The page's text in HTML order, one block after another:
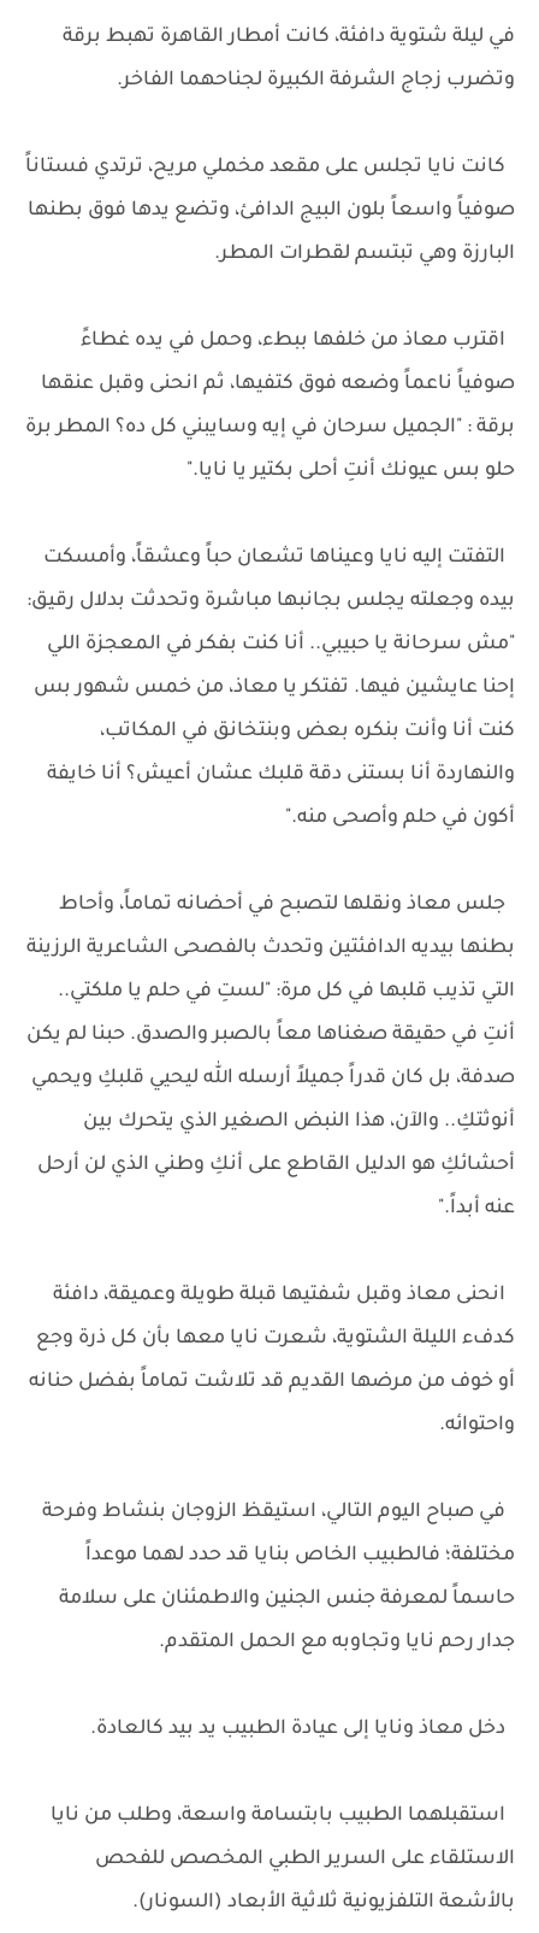
في ليلة شتوية دافئة، كانت أمطار القاهرة تهبط برقة
وتضرب زجاج الشرفة الكبيرة لجناحهما الفاخر.
كانت نايا تجلس على مقعد مخملي مريح، ترتدي فستاناً
صوفياً واسعاً بلون البيج الدافئ، وتضع يدها فوق بطنها
البارزة وهي تبتسم لقطرات المطر.
اقترب معاذ من خلفها ببطء، وحمل في يده غطاءً
صوفياً ناعماً وضعه فوق كتفيها، ثم انحنى وقبل عنقها
برقة : "الجميل سرحان في إيه وسايبني كل ده؟ المطر برة
حلو بس عيونك أنتِ أحلى بكتير يا نايا."
التفتت إليه نايا وعيناها تشعان حباً وعشقاً، وأمسكت
بيده وجعلته يجلس بجانبها مباشرة وتحدثت بدلال رقيق:
"مش سرحانة يا حبيبي.. أنا كنت بفكر في المعجزة اللي
إحنا عايشين فيها. تفتكر يا معاذ، من خمس شهور بس
كنت أنا وأنت بنكره بعض وبنتخانق في المكاتب،
والنهاردة أنا بستنى دقة قلبك عشان أعيش؟ أنا خايفة
أكون في حلم وأصحى منه."
جلس معاذ ونقلها لتصبح في أحضانه تماماً، وأحاط
بطنها بيديه الدافئتين وتحدث بالفصحى الشاعرية الرزينة
التي تذيب قلبها في كل مرة: "لستِ في حلم يا ملكتي..
أنتِ في حقيقة صغناها معاً بالصبر والصدق. حبنا لم يكن
صدفة، بل كان قدراً جميلاً أرسله الله ليحيي قلبكِ ويحمي
أنوثتكِ.. والآن، هذا النبض الصغير الذي يتحرك بين
أحشائكِ هو الدليل القاطع على أنكِ وطني الذي لن أرحل
عنه أبداً."
انحنى معاذ وقبل شفتيها قبلة طويلة وعميقة، دافئة
كدفء الليلة الشتوية، شعرت نايا معها بأن كل ذرة وجع
أو خوف من مرضها القديم قد تلاشت تماماً بفضل حنانه
واحتوائه.
في صباح اليوم التالي، استيقظ الزوجان بنشاط وفرحة
مختلفة؛ فالطبيب الخاص بنايا قد حدد لهما موعداً
حاسماً لمعرفة جنس الجنين والاطمئنان على سلامة
جدار رحم نايا وتجاوبه مع الحمل المتقدم.
دخل معاذ ونايا إلى عيادة الطبيب يد بيد كالعادة.
استقبلهما الطبيب بابتسامة واسعة، وطلب من نايا
الاستلقاء على السرير الطبي المخصص للفحص
بالأشعة التلفزيونية ثلاثية الأبعاد (السونار).